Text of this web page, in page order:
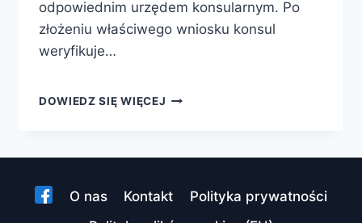
odpowiednim urzędem konsularnym. Po
złożeniu właściwego wniosku konsul
weryfikuje…
DOWIEDZ SIĘ WIĘCEJ CO
PASZPORTOWEGO?
O nas Kontakt
Polityka prywatności